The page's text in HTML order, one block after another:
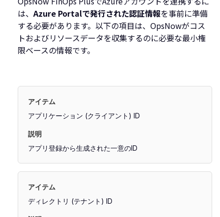
は、Azure Portalで発行された認証情報を事前に準備
する必要があります。以下の項目は、OpsNowがコス
トおよびリソースデータを収集するのに必要な最小権
限ベースの情報です。
アプリケーション (クライアント) ID
アプリ登録から生成された一意のID
ディレクトリ (テナント) ID